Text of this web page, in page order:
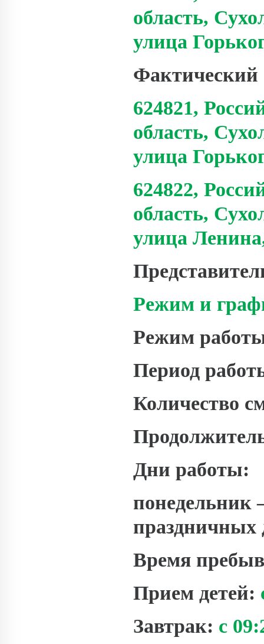
область,
улица
Фактический
624821,
область,
улица
624822,
область,
улица
Режим и
Режим
Период
Количество
Дни работы:
праздничных
Время
Прием детей:
Завтрак: с